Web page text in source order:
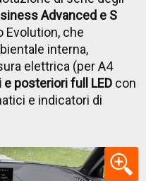
Advanced e S
Evolution, che
interna,
elettrica (per A4
posteriori full LED con
e indicatori di